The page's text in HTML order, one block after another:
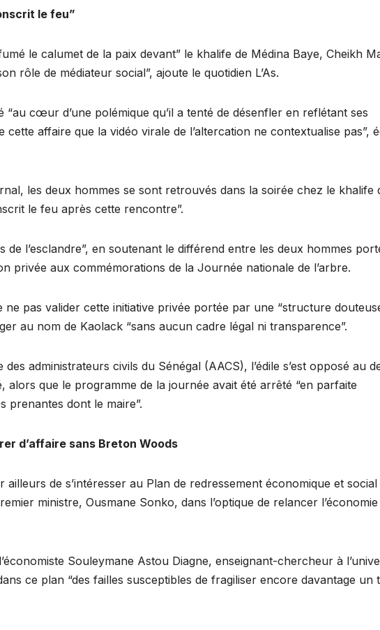
le feu”
le calumet de la paix devant” le khalife de Médina Baye, Cheikh
rôle de médiateur social”, ajoute le quotidien L’As.
“au cœur d’une polémique qu’il a tenté de désenfler en reflétant ses
cette affaire que la vidéo virale de l’altercation ne contextualise pas”,
les deux hommes se sont retrouvés dans la soirée chez le khalife
le feu après cette rencontre”.
de l’esclandre”, en soutenant le différend entre les deux hommes
privée aux commémorations de la Journée nationale de l’arbre.
ne pas valider cette initiative privée portée par une “structure
au nom de Kaolack “sans aucun cadre légal ni transparence”.
administrateurs civils du Sénégal (AACS), l’édile s’est opposé au
alors que le programme de la journée avait été arrêté “en parfaite
prenantes dont le maire”.
d’affaire sans Breton Woods
de s’intéresser au Plan de redressement économique et social
ministre, Ousmane Sonko, dans l’optique de relancer l’économie
Souleymane Astou Diagne, enseignant-chercheur à
ce plan “des failles susceptibles de fragiliser encore davantage un